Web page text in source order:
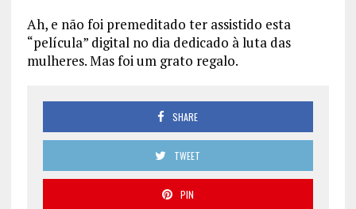
Ah, e não foi premeditado ter assistido esta
“película” digital no dia dedicado à luta das
mulheres. Mas foi um grato regalo.
SHARE
TWEET
PIN